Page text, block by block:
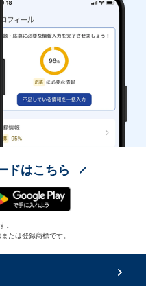
ドはこちら
。
たは登録商標です。